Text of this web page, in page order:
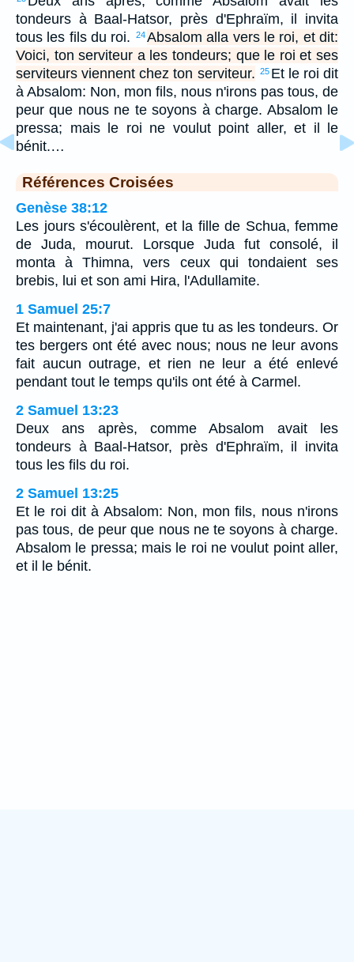
tondeurs à Baal-Hatsor, près d'Ephraïm, il invita
tous les fils du roi.
24Absalom alla vers le roi, et dit:
Voici, ton serviteur a les tondeurs; que le roi et ses
serviteurs viennent chez ton serviteur. 25 Et le roi dit
à Absalom: Non, mon fils, nous n'irons pas tous, de
peur que nous ne te soyons à charge. Absalom le
pressa; mais le roi ne voulut point aller, et il le
bénit.…
Références Croisées
Genèse 38:12
Les jours s'écoulèrent, et la fille de Schua, femme
de Juda, mourut. Lorsque Juda fut consolé, il
monta à Thimna, vers ceux qui tondaient ses
brebis, lui et son ami Hira, l'Adullamite.
1 Samuel 25:7
Et maintenant, j'ai appris que tu as les tondeurs. Or
tes bergers ont été avec nous; nous ne leur avons
fait aucun outrage, et rien ne leur a été enlevé
pendant tout le temps qu'ils ont été à Carmel.
2 Samuel 13:23
Deux ans après, comme Absalom avait les
tondeurs à Baal-Hatsor, près d'Ephraïm, il invita
tous les fils du roi.
2 Samuel 13:25
Et le roi dit à Absalom: Non, mon fils, nous n'irons
pas tous, de peur que nous ne te soyons à charge.
Absalom le pressa; mais le roi ne voulut point aller,
et il le bénit.